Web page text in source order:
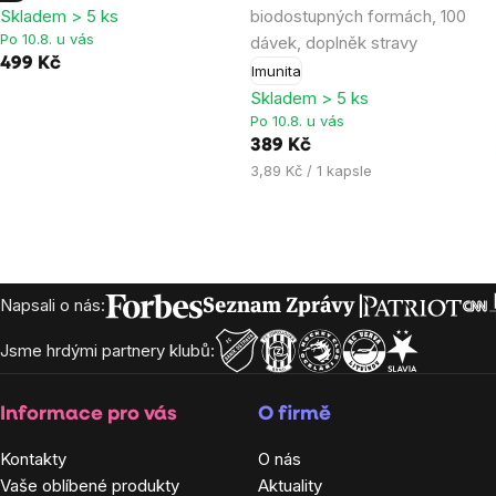
4,4
z
Skladem > 5 ks
Po 10.8. u vás
499 Kč
biodostupných formách, 100
dávek, doplněk stravy
Imunita
4,9
z
5
hvězdiček.
Skladem > 5 ks
Po 10.8. u vás
389 Kč
Měrná
3,89 Kč / 1 kapsle
Zápatí
Napsali o nás:
Jsme hrdými partnery klubů:
Informace pro vás
Kontakty
Vaše oblíbené produkty
O firmě
O nás
Aktuality